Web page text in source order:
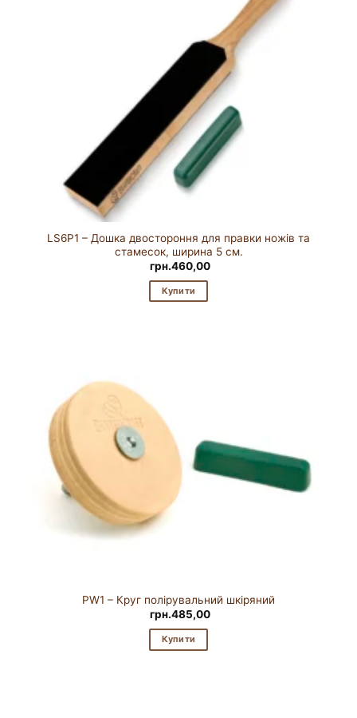
LS6P1 – Дошка двостороння для правки ножів та
стамесок, ширина 5 см.
грн.460,00
Купити
PW1 – Круг полірувальний шкіряний
грн.485,00
Купити